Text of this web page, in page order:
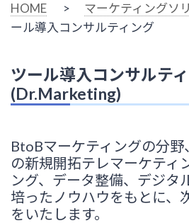
HOME > マーケティングソ
ール導入コンサルティング
ツール導入コンサルテ
(Dr.Marketing)
BtoBマーケティングの分
の新規開拓テレマーケティ
ング、データ整備、デジタ
培ったノウハウをもとに、
をいたします。